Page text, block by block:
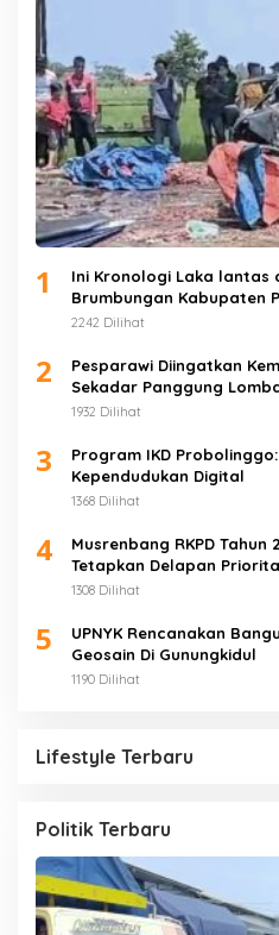
1
Ini Kronologi Laka lantas
Brumbungan Kabupaten
2242 Dilihat
2
Pesparawi Diingatkan
Sekadar Panggung
1932 Dilihat
3
Program IKD
Kependudukan Digital
1368 Dilihat
4
Musrenbang RKPD Tahun
Tetapkan Delapan
1308 Dilihat
5
UPNYK Rencanakan
Geosain Di Gunungkidul
1190 Dilihat
Lifestyle Terbaru
Politik Terbaru